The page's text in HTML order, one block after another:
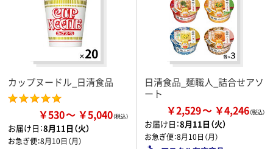
カップヌードル_日清食品
￥530 ￥5,040
お届け日：8月11日（火）
お急ぎ便：8月10日（月）
日清食品_麺職人_詰合せアソ
ート
￥2,529 ￥4,246
お届け日：8月11日（火）
お急ぎ便：8月10日（月）